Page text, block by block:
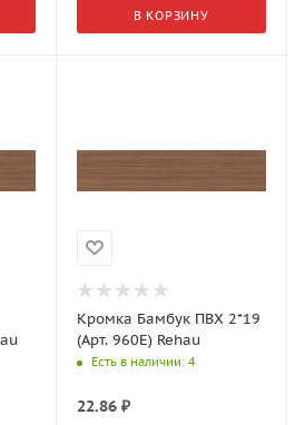
В КОРЗИНУ
Кромка Бамбук ПВХ 2*19
(Арт. 960E) Rehau
Есть в наличии: 4
22.86₽